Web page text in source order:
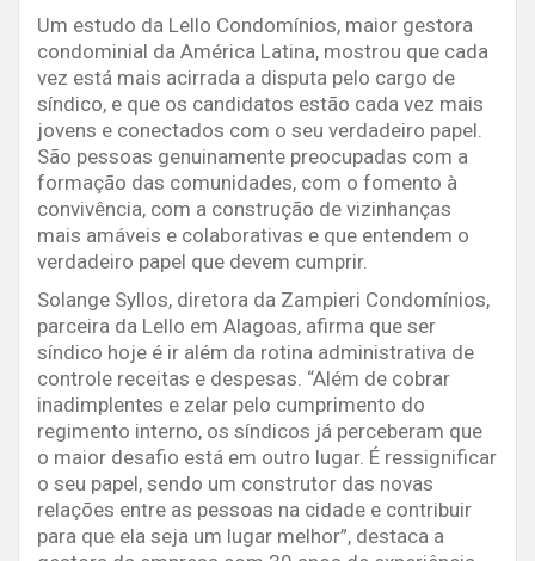
Um estudo da Lello Condomínios, maior gestora
condominial da América Latina, mostrou que cada
vez está mais acirrada a disputa pelo cargo de
síndico, e que os candidatos estão cada vez mais
jovens e conectados com o seu verdadeiro papel.
São pessoas genuinamente preocupadas com a
formação das comunidades, com o fomento à
convivência, com a construção de vizinhanças
mais amáveis e colaborativas e que entendem o
verdadeiro papel que devem cumprir.
Solange Syllos, diretora da Zampieri Condomínios,
parceira da Lello em Alagoas, afirma que ser
síndico hoje é ir além da rotina administrativa de
controle receitas e despesas. “Além de cobrar
inadimplentes e zelar pelo cumprimento do
regimento interno, os síndicos já perceberam que
o maior desafio está em outro lugar. É ressignificar
o seu papel, sendo um construtor das novas
relações entre as pessoas na cidade e contribuir
para que ela seja um lugar melhor”, destaca a